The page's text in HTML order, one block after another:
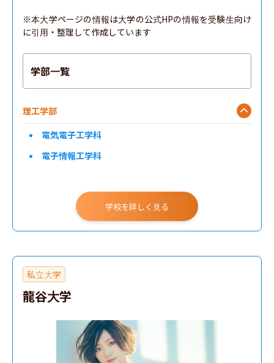
※本大学ページの情報は大学の公式HPの情報を受験生向け
に引用・整理して作成しています
学部一覧
理工学部
電気電子工学科
電子情報工学科
学校を詳しく見る
私立大学
龍谷大学